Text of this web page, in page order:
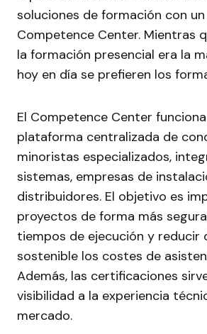
soluciones de formación con
Competence Center. Mientras
la formación presencial era la
hoy en día se prefieren los
El Competence Center
plataforma centralizada de
minoristas especializados,
sistemas, empresas de
distribuidores. El objetivo es
proyectos de forma más
tiempos de ejecución y reducir
sostenible los costes de
Además, las certificaciones
visibilidad a la experiencia
mercado.